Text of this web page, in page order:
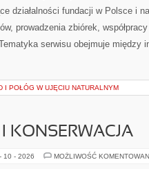
działalności fundacji w Polsce i
prowadzenia zbiórek,
serwisu obejmuje między
I POŁÓG W UJĘCIU NATURALNYM
I KONSERWACJA
10 - 2026 MOŻLIWOŚĆ